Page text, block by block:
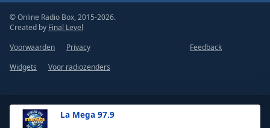
La Mega 97.9
© Online Radio Box, 2015-2026.
Created by Final Level
Voorwaarden
Privacy
Feedback
Widgets
Voor radiozenders